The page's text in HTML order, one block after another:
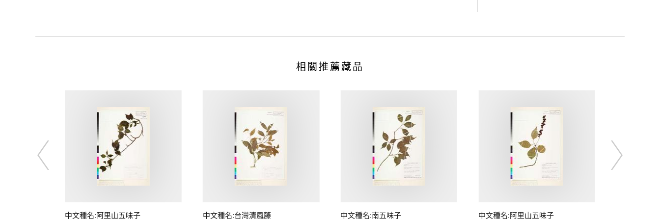
相關推薦藏品
中文種名:阿里山五味子 中文種名:台灣清風藤 中文種名:南五味子 中文種名:阿里山五味子